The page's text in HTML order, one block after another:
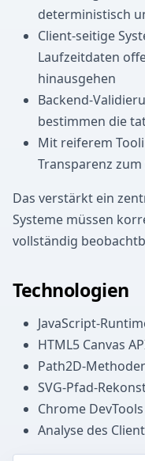
deterministisch
Client-seitige
Laufzeitdaten
hinausgehen
Backend-
bestimmen die
Mit reiferem
Transparenz
Das verstärkt ein
Systeme müssen
vollständig
Technologien
JavaScript-
HTML5 Canvas
Path2D-
SVG-Pfad-
Chrome
Analyse des